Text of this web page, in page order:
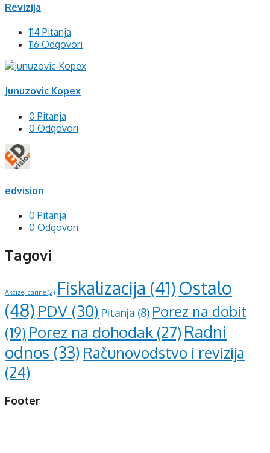
Revizija
114 Pitanja
116 Odgovori
Junuzovic Kopex
0 Pitanja
0 Odgovori
edvision
0 Pitanja
0 Odgovori
Tagovi
Akcize, carine (2) Fiskalizacija (41)Ostalo
(48) PDV (30) Pitanja (8) Porez na dobit
(19) Porez na dohodak (27)Radni
odnos (33) Računovodstvo i revizija
(24)
Footer